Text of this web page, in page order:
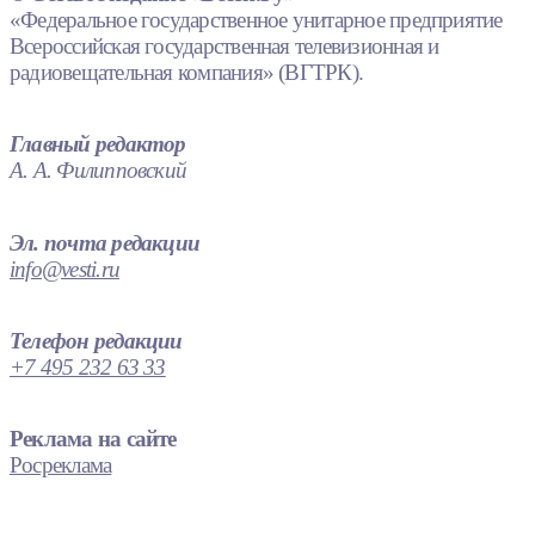
«Федеральное государственное унитарное предприятие
Всероссийская государственная телевизионная и
радиовещательная компания» (ВГТРК).
Главный редактор
А. А. Филипповский
Эл. почта редакции
info@vesti.ru
Телефон редакции
+7 495 232 63 33
Реклама на сайте
Росреклама